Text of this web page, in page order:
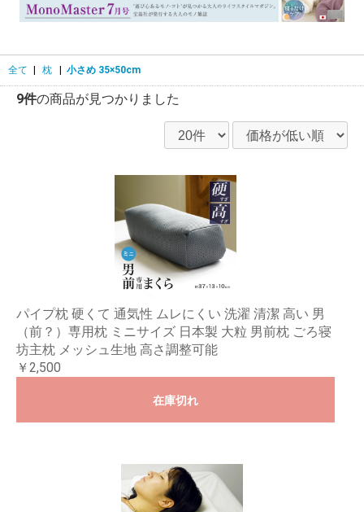
全て 枕 小さめ 35×50cm
9件の商品が見つかりました
パイプ枕 硬くて 通気性 ムレにくい 洗濯 清潔 高い 男
（前？）専用枕 ミニサイズ 日本製 大粒 男前枕 ごろ寝
坊主枕 メッシュ生地 高さ調整可能
￥2,500
在庫切れ